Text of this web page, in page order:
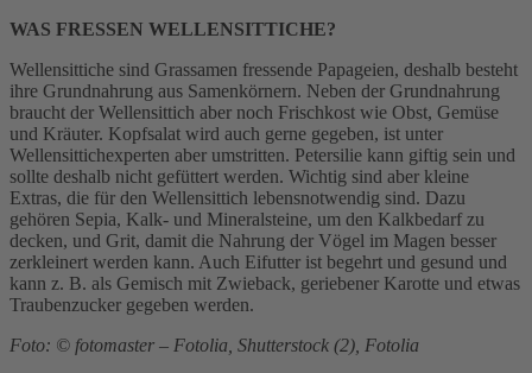
WAS FRESSEN WELLENSITTICHE?
Wellensittiche sind Grassamen fressende Papageien, deshalb besteht
ihre Grundnahrung aus Samenkörnern. Neben der Grundnahrung
braucht der Wellensittich aber noch Frischkost wie Obst, Gemüse
und Kräuter. Kopfsalat wird auch gerne gegeben, ist unter
Wellensittichexperten aber umstritten. Petersilie kann giftig sein und
sollte deshalb nicht gefüttert werden. Wichtig sind aber kleine
Extras, die für den Wellensittich lebensnotwendig sind. Dazu
gehören Sepia, Kalk- und Mineralsteine, um den Kalkbedarf zu
decken, und Grit, damit die Nahrung der Vögel im Magen besser
zerkleinert werden kann. Auch Eifutter ist begehrt und gesund und
kann z. B. als Gemisch mit Zwieback, geriebener Karotte und etwas
Traubenzucker gegeben werden.
Foto: © fotomaster – Fotolia, Shutterstock (2), Fotolia